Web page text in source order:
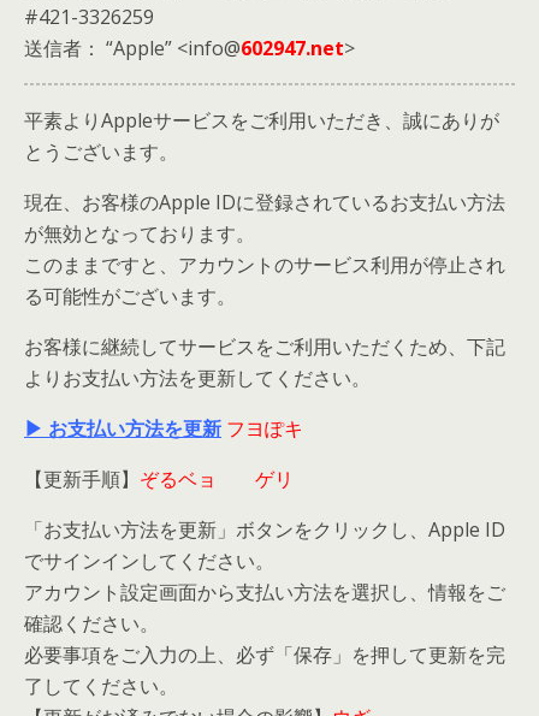
#421-3326259
送信者： “Apple” <info@602947.net>
平素よりAppleサービスをご利用いただき、誠にありが
とうございます。
現在、お客様のApple IDに登録されているお支払い方法
が無効となっております。
このままですと、アカウントのサービス利用が停止され
る可能性がございます。
お客様に継続してサービスをご利用いただくため、下記
よりお支払い方法を更新してください。
▶ お支払い方法を更新 フヨぽキ
【更新手順】 ぞるベョ゗ゖゲリ
「お支払い方法を更新」ボタンをクリックし、Apple ID
でサインインしてください。
アカウント設定画面から支払い方法を選択し、情報をご
確認ください。
必要事項をご入力の上、必ず「保存」を押して更新を完
了してください。